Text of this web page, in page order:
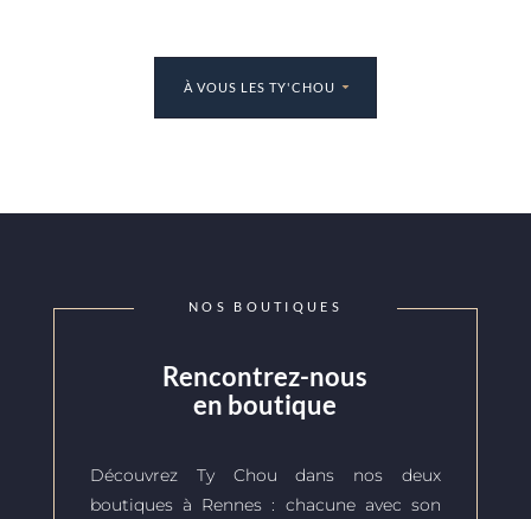
À VOUS LES TY'CHOU
NOS BOUTIQUES
Rencontrez-nous
en boutique
Découvrez Ty Chou dans nos deux
boutiques à Rennes : chacune avec son